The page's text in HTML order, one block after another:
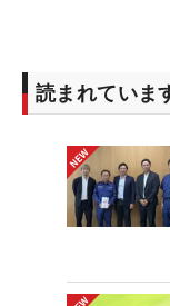
読まれていま